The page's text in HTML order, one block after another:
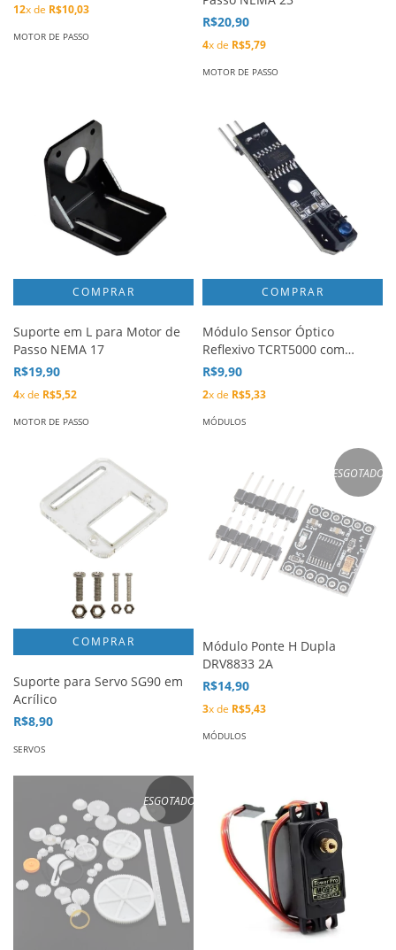
12x de R$10,03
MOTOR DE PASSO
R$20,90
4x de R$5,79
MOTOR DE PASSO
Suporte em L para Motor de
Passo NEMA 17
R$19,90
4x de R$5,52
MOTOR DE PASSO
Módulo Sensor Óptico
Reflexivo TCRT5000 com
74HC14D
R$9,90
2x de R$5,33
MÓDULOS
Suporte para Servo SG90 em
Acrílico
R$8,90
SERVOS
ESGOTADO
Módulo Ponte H Dupla
DRV8833 2A
R$14,90
3x de R$5,43
MÓDULOS
ESGOTADO